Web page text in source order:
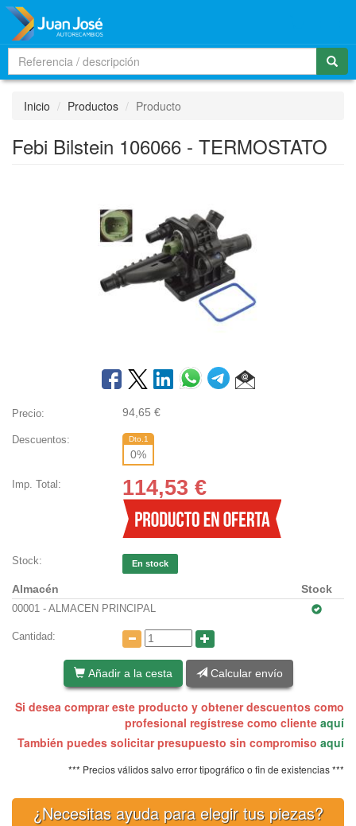
Inicio Productos Producto
Febi Bilstein 106066 - TERMOSTATO
Precio: 94,65 €
Descuentos: Dto.1
0%
Imp. Total: 114,53 €
Stock: En stock
Almacén Stock
00001 - ALMACEN PRINCIPAL
Cantidad:
Añadir a la cesta Calcular envío
Si desea comprar este producto y obtener descuentos como
profesional regístrese como cliente aquí
También puedes solicitar presupuesto sin compromiso aquí
*** Precios válidos salvo error tipográfico o fin de existencias ***
¿Necesitas ayuda para elegir tus piezas?